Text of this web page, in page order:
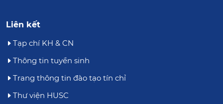
Liên kết
Tạp chí KH & CN
Thông tin tuyển sinh
Trang thông tin đào tạo tín chỉ
Thư viện HUSC